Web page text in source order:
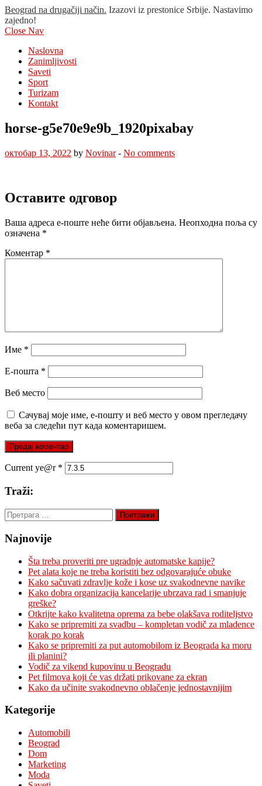
Beograd na drugačiji način. Izazovi iz prestonice Srbije. Nastavimo
zajedno!
Close Nav
Naslovna
Zanimljivosti
Saveti
Sport
Turizam
Kontakt
horse-g5e70e9e9b_1920pixabay
октобар 13, 2022 by Novinar- No comments
Оставите одговор
Ваша адреса е-поште неће бити објављена. Неопходна поља су
означена *
Коментар *
Име *
Е-пошта *
Веб место
Сачувај моје име, е-пошту и веб место у овом прегледачу
веба за следећи пут када коментаришем.
Current ye@r *
Traži:
Претрага
за:
Najnovije
Šta treba proveriti pre ugradnje automatske kapije?
Pet alata koje ne treba koristiti bez odgovarajuće obuke
Kako sačuvati zdravlje kože i kose uz svakodnevne navike
Kako dobra organizacija kancelarije ubrzava rad i smanjuje
greške?
Otkrijte kako kvalitetna oprema za bebe olakšava roditeljstvo
Kako se pripremiti za svadbu – kompletan vodič za mladence
korak po korak
Kako se pripremiti za put automobilom iz Beograda ka moru
ili planini?
Vodič za vikend kupovinu u Beogradu
Pet filmova koji će vas držati prikovane za ekran
Kako da učinite svakodnevno oblačenje jednostavnijim
Kategorije
Automobili
Beograd
Dom
Marketing
Moda